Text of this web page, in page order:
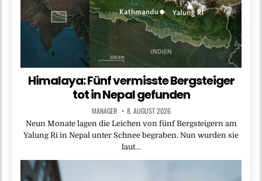
Himalaya: Fünf vermisste Bergsteiger
tot in Nepal gefunden
MANAGER 8. AUGUST 2026
Neun Monate lagen die Leichen von fünf Bergsteigern am
Yalung Ri in Nepal unter Schnee begraben. Nun wurden sie
laut…